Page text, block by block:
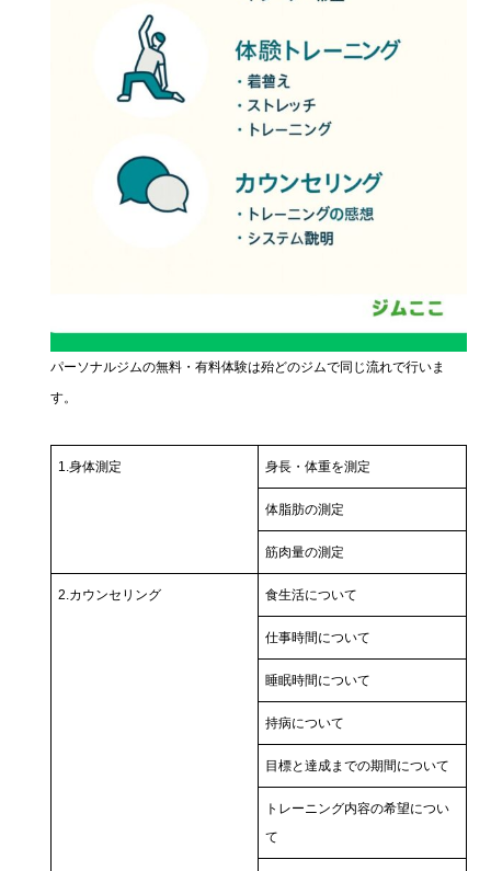
パーソナルジムの無料・有料体験は殆どのジムで同じ流れで行いま
す。
1.身体測定 身長・体重を測定
体脂肪の測定
筋肉量の測定
2.カウンセリング 食生活について
仕事時間について
睡眠時間について
持病について
目標と達成までの期間について
トレーニング内容の希望につい
て